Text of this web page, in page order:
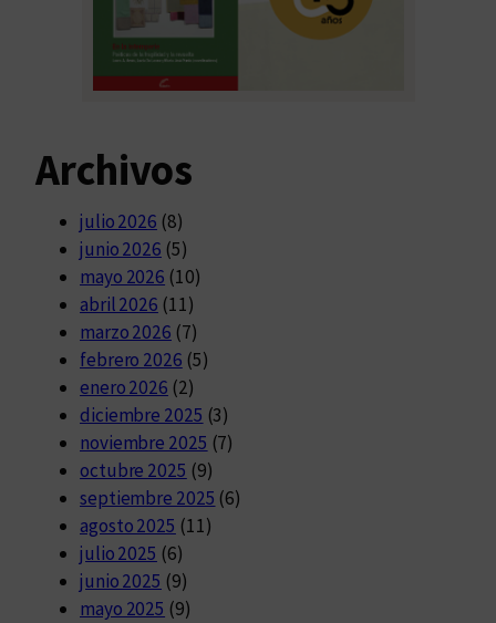
Archivos
julio 2026 (8)
junio 2026 (5)
mayo 2026 (10)
abril 2026 (11)
marzo 2026 (7)
febrero 2026 (5)
enero 2026 (2)
diciembre 2025 (3)
noviembre 2025 (7)
octubre 2025 (9)
septiembre 2025 (6)
agosto 2025 (11)
julio 2025 (6)
junio 2025 (9)
mayo 2025 (9)